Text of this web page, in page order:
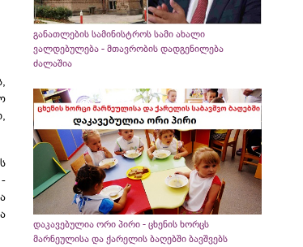
განათლების სამინისტროს სამი ახალი
ვალდებულება - მთავრობის დადგენილება
ძალაშია
დაკავებულია ორი პირი - ცხენის ხორცს
მარნეულისა და ქარელის ბაღებში ბავშვებს